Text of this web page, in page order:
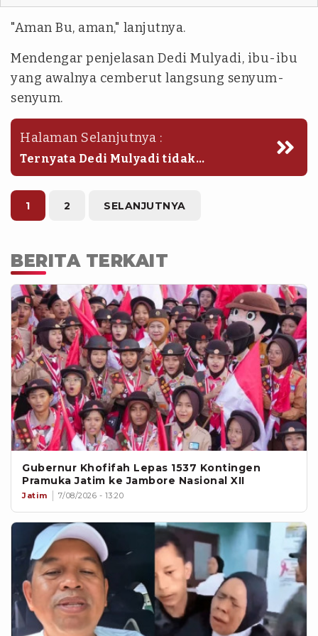
"Aman Bu, aman," lanjutnya.
Mendengar penjelasan Dedi Mulyadi, ibu-ibu
yang awalnya cemberut langsung senyum-
senyum.
Halaman Selanjutnya :
Ternyata Dedi Mulyadi tidak
sembarangan menggusur tanpa
memberikan jalan keluar bagi para
PKL Cicadas.
1 2 SELANJUTNYA
BERITA TERKAIT
Gubernur Khofifah Lepas 1537 Kontingen
Pramuka Jatim ke Jambore Nasional XII
Jatim 7/08/2026 - 13:20